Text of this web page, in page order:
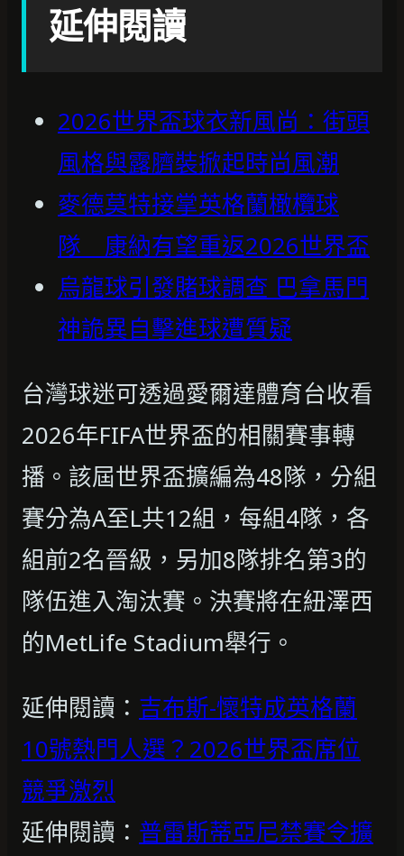
延伸閱讀
2026世界盃球衣新風尚：街頭
風格與露臍裝掀起時尚風潮
麥德莫特接掌英格蘭橄欖球
隊 康納有望重返2026世界盃
烏龍球引發賭球調查 巴拿馬門
神詭異自擊進球遭質疑
台灣球迷可透過愛爾達體育台收看
2026年FIFA世界盃的相關賽事轉
播。該屆世界盃擴編為48隊，分組
賽分為A至L共12組，每組4隊，各
組前2名晉級，另加8隊排名第3的
隊伍進入淘汰賽。決賽將在紐澤西
的MetLife Stadium舉行。
延伸閱讀： 吉布斯-懷特成英格蘭
10號熱門人選？2026世界盃席位
競爭激烈
延伸閱讀： 普雷斯蒂亞尼禁賽令擴